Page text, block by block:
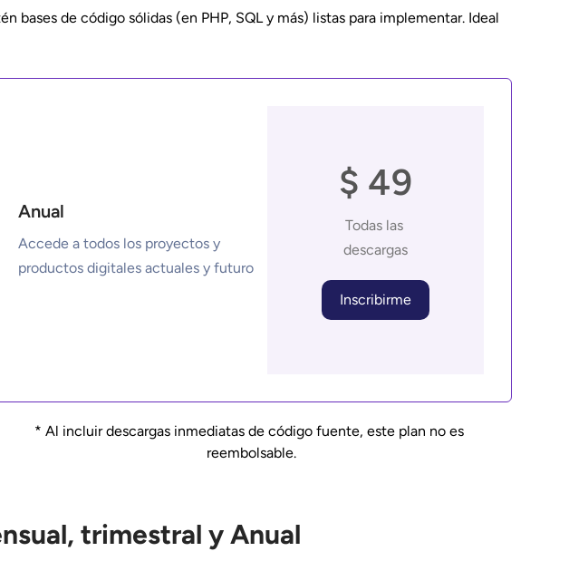
de código sólidas (en PHP, SQL y más) listas para implementar. Ideal
Anual
Accede a todos los proyectos y
$ 49
Todas las
descargas
Inscribirme
* Al incluir descargas inmediatas de código fuente, este plan no es
reembolsable.
trimestral y Anual